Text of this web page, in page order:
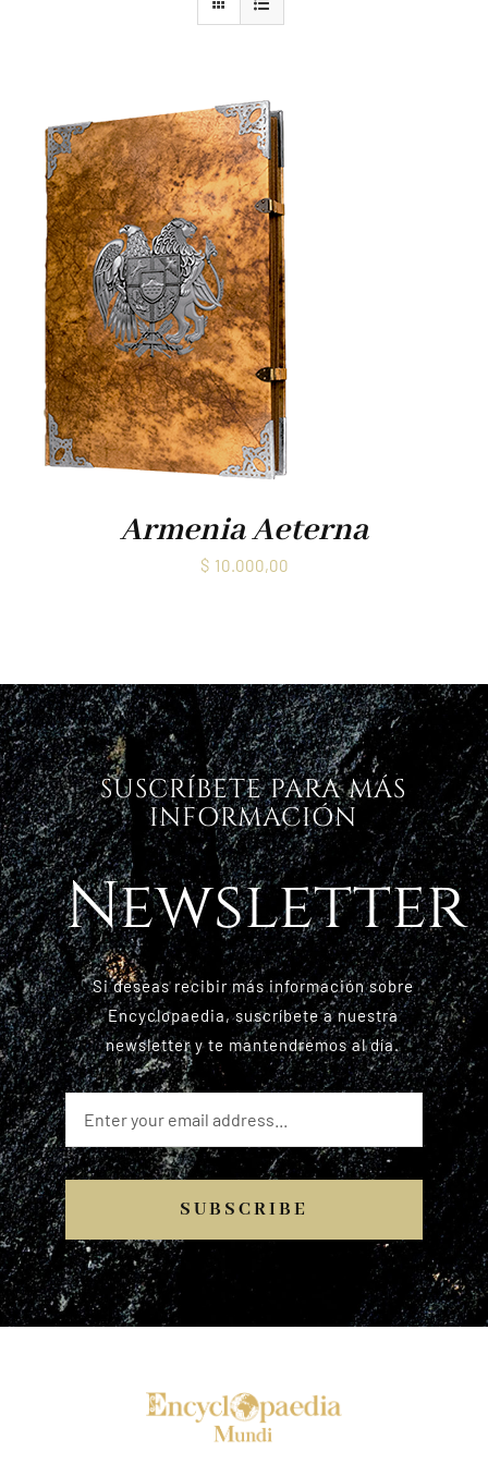
Contacto
Armenia Aeterna
$ 10.000,00
SUSCRÍBETE PARA MÁS
INFORMACIÓN
Newsletter
Si deseas recibir más información sobre
Encyclopaedia, suscríbete a nuestra
newsletter y te mantendremos al día.
SUBSCRIBE